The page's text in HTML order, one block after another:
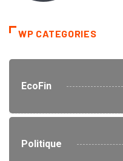
WP CATEGORIES
EcoFin
Politique